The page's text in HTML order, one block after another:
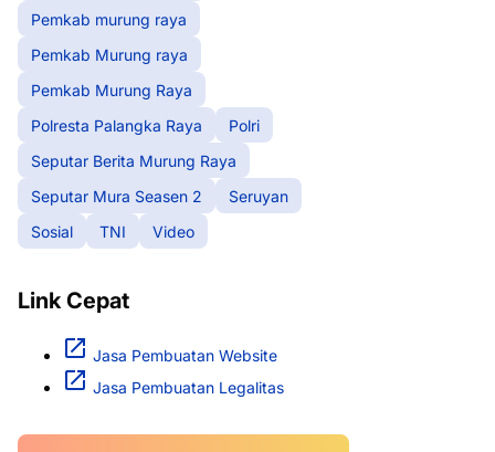
Pemkab murung raya
Pemkab Murung raya
Pemkab Murung Raya
Polresta Palangka Raya
Polri
Seputar Berita Murung Raya
Seputar Mura Seasen 2
Seruyan
Sosial
TNI Video
Link Cepat
Jasa Pembuatan Website
Jasa Pembuatan Legalitas